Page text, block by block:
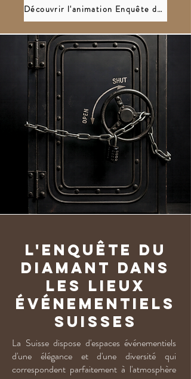
Découvrir l'animation Enquête du Diamant
L'Enquête du
Diamant dans
les lieux
événementiels
suisses
La Suisse dispose d'espaces événementiels
d'une élégance et d'une diversité qui
correspondent parfaitement à l'atmosphère